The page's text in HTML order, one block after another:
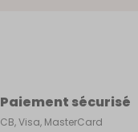
Paiement sécurisé
CB, Visa, MasterCard